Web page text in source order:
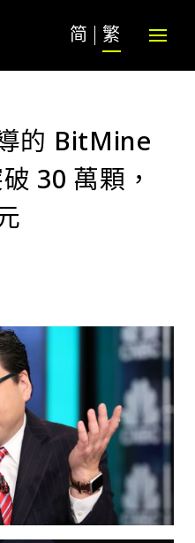
简 繁
的 BitMine
30 萬顆，